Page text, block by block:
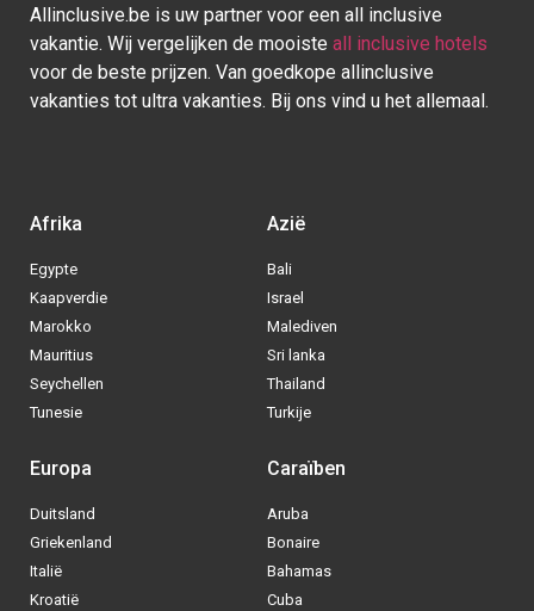
Allinclusive.be is uw partner voor een all inclusive
vakantie. Wij vergelijken de mooiste all inclusive hotels
voor de beste prijzen. Van goedkope allinclusive
vakanties tot ultra vakanties. Bij ons vind u het allemaal.
Afrika
Egypte
Kaapverdie
Marokko
Mauritius
Seychellen
Tunesie
Azië
Bali
Israel
Malediven
Sri lanka
Thailand
Turkije
Europa
Duitsland
Griekenland
Italië
Kroatië
Caraïben
Aruba
Bonaire
Bahamas
Cuba